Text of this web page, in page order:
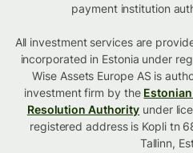
payment institution
All investment services are
incorporated in Estonia under
Wise Assets Europe AS is
investment firm by the
Resolution Authority under
registered address is Kopli tn
Tallinn,